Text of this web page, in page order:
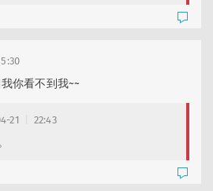
你看不到我~~
21 22:43